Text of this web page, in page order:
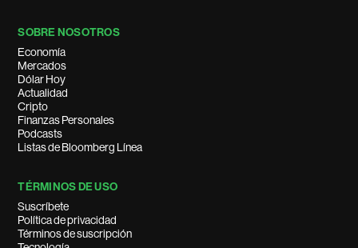
SOBRE NOSOTROS
Economía
Mercados
Dólar Hoy
Actualidad
Cripto
Finanzas Personales
Podcasts
Listas de Bloomberg Línea
TÉRMINOS DE USO
Suscríbete
Política de privacidad
Términos de suscripción